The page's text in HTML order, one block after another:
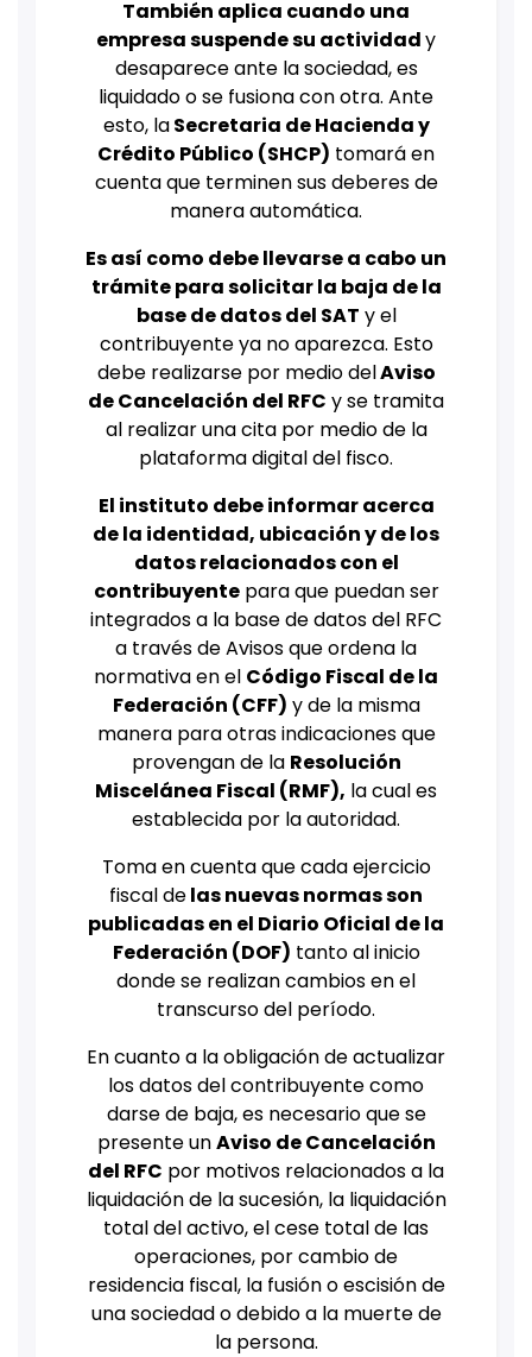
También aplica cuando una
empresa suspende su actividady
desaparece ante la sociedad, es
liquidado o se fusiona con otra. Ante
esto, laSecretaria de Hacienda y
Crédito Público (SHCP) tomará en
cuenta que terminen sus deberes de
manera automática.
Es así como debe llevarse a cabo un
trámite para solicitar la baja de la
base de datos del SAT y el
contribuyente ya no aparezca. Esto
debe realizarse por medio delAviso
de Cancelación del RFC y se tramita
al realizar una cita por medio de la
plataforma digital del fisco.
El instituto debe informar acerca
de la identidad, ubicación y de los
datos relacionados con el
contribuyentepara que puedan ser
integrados a la base de datos del RFC
a través de Avisos que ordena la
normativa en el Código Fiscal de la
Federación (CFF) y de la misma
manera para otras indicaciones que
provengan de la Resolución
Miscelánea Fiscal (RMF), la cual es
establecida por la autoridad.
Toma en cuenta que cada ejercicio
fiscal delas nuevas normas son
publicadas en el Diario Oficial de la
Federación (DOF) tanto al inicio
donde se realizan cambios en el
transcurso del período.
En cuanto a la obligación de actualizar
los datos del contribuyente como
darse de baja, es necesario que se
presente unAviso de Cancelación
del RFC por motivos relacionados a la
liquidación de la sucesión, la liquidación
total del activo, el cese total de las
operaciones, por cambio de
residencia fiscal, la fusión o escisión de
una sociedad o debido a la muerte de
la persona.